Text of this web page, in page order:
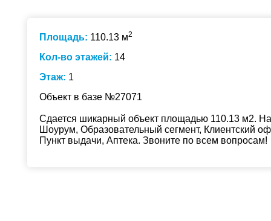
Площадь: 110.13 м2
Кол-во этажей: 14
Этаж: 1
Объект в базе №27071
Сдается шикарный объект площадью 110.13 м2.
Шоурум, Образовательный сегмент, Клиентский
Пункт выдачи, Аптека. Звоните по всем вопросам!